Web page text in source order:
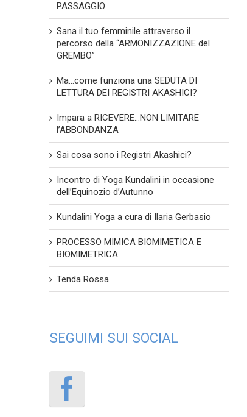
PASSAGGIO
Sana il tuo femminile attraverso il
percorso della “ARMONIZZAZIONE del
GREMBO”
Ma…come funziona una SEDUTA DI
LETTURA DEI REGISTRI AKASHICI?
Impara a RICEVERE…NON LIMITARE
l’ABBONDANZA
Sai cosa sono i Registri Akashici?
Incontro di Yoga Kundalini in occasione
dell’Equinozio d’Autunno
Kundalini Yoga a cura di Ilaria Gerbasio
PROCESSO MIMICA BIOMIMETICA E
BIOMIMETRICA
Tenda Rossa
SEGUIMI SUI SOCIAL